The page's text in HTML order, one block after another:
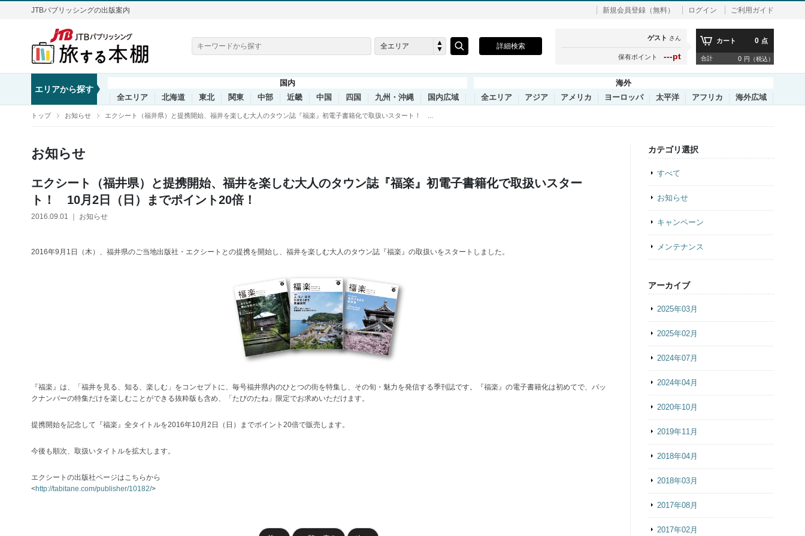
JTBパブリッシングの出版案内 新規会員登録（無料） ログイン ご利用ガイド
全エリア 詳細検索
ゲスト さん
保有ポイント ---pt
カート 0 点
合計 0 円（税込）
エリアから探す
国内
全エリア
北海道 東北 関東 中部 近畿 中国 四国 九州・沖縄 国内広域
海外
全エリア
アジア アメリカ ヨーロッパ 太平洋 アフリカ 海外広域
トップ お知らせ エクシート（福井県）と提携開始、福井を楽しむ大人のタウン誌『福楽』初電子書籍化で取扱いスタート！ ...
お知らせ
エクシート（福井県）と提携開始、福井を楽しむ大人のタウン誌『福楽』初電子書籍化で取扱いスター
ト！ 10月2日（日）までポイント20倍！
2016.09.01 ｜ お知らせ
2016年9月1日（木）、福井県のご当地出版社・エクシートとの提携を開始し、福井を楽しむ大人のタウン誌『福楽』の取扱いをスタートしました。
『福楽』は、「福井を見る、知る、楽しむ」をコンセプトに、毎号福井県内のひとつの街を特集し、その旬・魅力を発信する季刊誌です。『福楽』の電子書籍化は初めてで、バッ
クナンバーの特集だけを楽しむことができる抜粋版も含め、「たびのたね」限定でお求めいただけます。
提携開始を記念して『福楽』全タイトルを2016年10月2日（日）までポイント20倍で販売します。
今後も順次、取扱いタイトルを拡大します。
エクシートの出版社ページはこちらから
<http://tabitane.com/publisher/10182/>
カテゴリ選択
すべて
お知らせ
キャンペーン
メンテナンス
アーカイブ
2025年03月
2025年02月
2024年07月
2024年04月
2020年10月
2019年11月
2018年04月
2018年03月
2017年08月
2017年02月